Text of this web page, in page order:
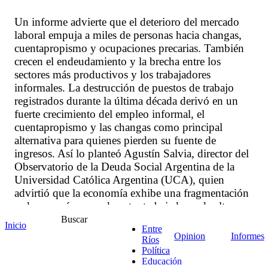
Un informe advierte que el deterioro del mercado
laboral empuja a miles de personas hacia changas,
cuentapropismo y ocupaciones precarias. También
crecen el endeudamiento y la brecha entre los
sectores más productivos y los trabajadores
informales. La destrucción de puestos de trabajo
registrados durante la última década derivó en un
fuerte crecimiento del empleo informal, el
cuentapropismo y las changas como principal
alternativa para quienes pierden su fuente de
ingresos. Así lo planteó Agustín Salvia, director del
Observatorio de la Deuda Social Argentina de la
Universidad Católica Argentina (UCA), quien
advirtió que la economía exhibe una fragmentación
cada vez más marcada entre trabajadores de alta
productividad y quienes sobreviven en ocupaciones
de baja calidad. Y hasta estimó que la desocupación
"real" estaría en torno al 30% por este empleo
Inicio
Buscar
Entre
Ríos
Política
Educación
Opinion Informes